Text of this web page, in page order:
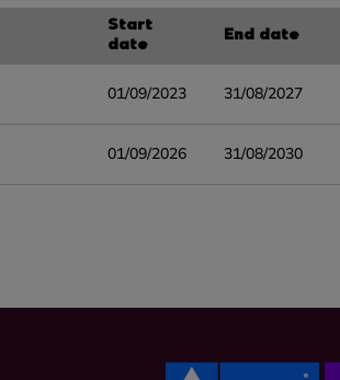
Start
date
End date
01/09/2023 31/08/2027
01/09/2026 31/08/2030